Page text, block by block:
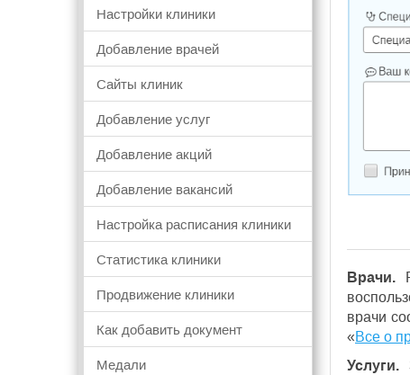
Настройки клиники
Добавление врачей
Сайты клиник
Добавление услуг
Добавление акций
Добавление вакансий
Настройка расписания клиники
Статистика клиники
Продвижение клиники
Как добавить документ
Медали
Врачи.
врачи
«Все о
Услуги.